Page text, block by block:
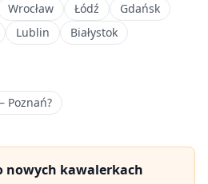
Wrocław Łódź
Gdańsk
Lublin
Białystok
Poznań?
nowych kawalerkach